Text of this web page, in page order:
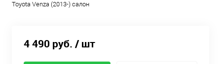
Toyota Venza (2013-) салон
4 490 руб. / шт